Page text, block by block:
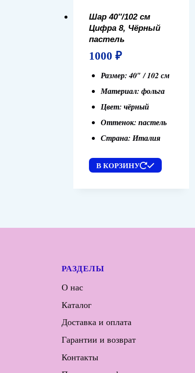
Шар 40″/102 см
Цифра 8, Чёрный
пастель
1000 ₽
Размер: 40″ / 102 см
Материал: фольга
Цвет: чёрный
Оттенок: пастель
Страна: Италия
В КОРЗИНУ
РАЗДЕЛЫ
О нас
Каталог
Доставка и оплата
Гарантии и возврат
Контакты